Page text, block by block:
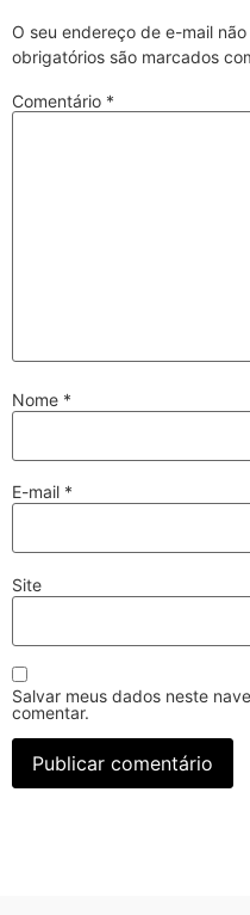
O seu endereço de e-mail
obrigatórios são marcados
Comentário *
Nome *
E-mail *
Site
Salvar meus dados neste
comentar.